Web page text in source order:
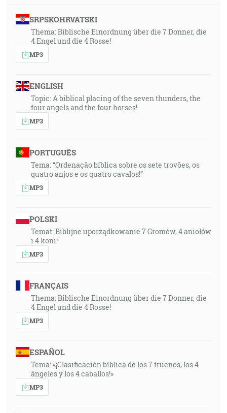
SRPSKOHRVATSKI
Thema: Biblische Einordnung über die 7 Donner, die
4 Engel und die 4 Rosse!
MP3
ENGLISH
Topic: A biblical placing of the seven thunders, the
four angels and the four horses!
MP3
PORTUGUÊS
Tema: “Ordenação bíblica sobre os sete trovões, os
quatro anjos e os quatro cavalos!”
MP3
POLSKI
Temat: Biblijne uporządkowanie 7 Gromów, 4 aniołów
i 4 koni!
MP3
FRANÇAIS
Thema: Biblische Einordnung über die 7 Donner, die
4 Engel und die 4 Rosse!
MP3
ESPAÑOL
Tema: «¡Clasificación bíblica de los 7 truenos, los 4
ángeles y los 4 caballos!»
MP3